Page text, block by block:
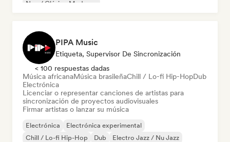
Neo / Clásico Moderno
PIPA Music
Etiqueta, Supervisor De Sincronización
< 100 respuestas dadas
Música africanaMúsica brasileñaChill / Lo-fi Hip-HopDub
Electrónica
Licenciar o representar canciones de artistas para
sincronización de proyectos audiovisuales
Firmar artistas o lanzar su música
Electrónica
Electrónica experimental
Chill / Lo-fi Hip-Hop
Dub Electro Jazz / Nu Jazz